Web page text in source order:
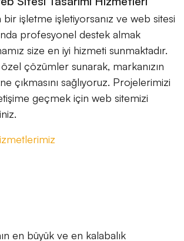
işletme işletiyorsanız ve web sitesi
profesyonel destek almak
size en iyi hizmeti sunmaktadır.
çözümler sunarak, markanızın
çıkmasını sağlıyoruz. Projelerimizi
geçmek için web sitemizi
en büyük ve en kalabalık